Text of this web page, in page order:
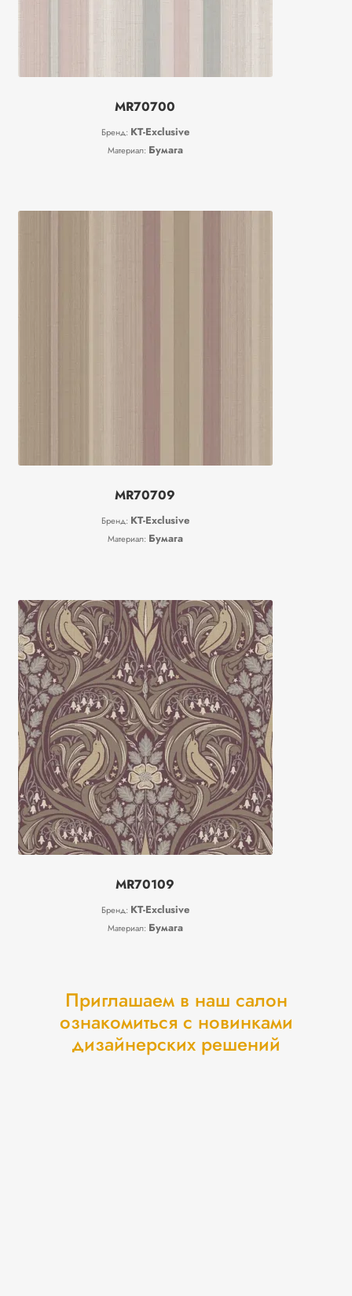
MR70700
Бренд: KT-Exclusive
Материал: Бумага
MR70709
Бренд: KT-Exclusive
Материал: Бумага
MR70109
Бренд: KT-Exclusive
Материал: Бумага
Приглашаем в наш салон
ознакомиться с новинками
дизайнерских решений